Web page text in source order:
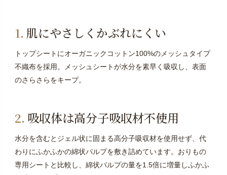
肌にやさしくかぶれにくい
トップシートにオーガニックコットン100%のメッシュタイプ
不織布を採用。
メッシュシートが水分を素早く吸収し、表面
のさらさらをキープ。
吸収体は高分子吸収材不使用
水分を含むとジェル状に固まる高分子吸収材を使用せず、代
わりにふかふかの綿状パルプを敷き詰めています。おりもの
専用シートと比較し、綿状パルプの量を1.5倍に増量しふかふ